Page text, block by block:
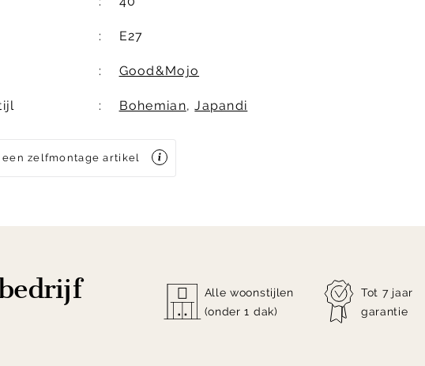
E27
Good&Mojo
Bohemian,Japandi
een zelfmontage artikel
Alle woonstijlen
(onder 1 dak)
Tot 7 jaar
garantie